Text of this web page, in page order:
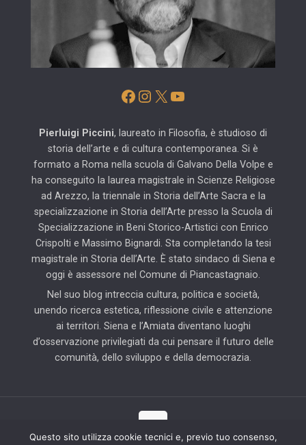
Facebook
Instagram
X YouTube
Pierluigi Piccini, laureato in Filosofia, è studioso di
storia dell’arte e di cultura contemporanea. Si è
formato a Roma nella scuola di Galvano Della Volpe e
ha conseguito la laurea magistrale in Scienze Religiose
ad Arezzo, la triennale in Storia dell’Arte Sacra e la
specializzazione in Storia dell’Arte presso la Scuola di
Specializzazione in Beni Storico-Artistici con Enrico
Crispolti e Massimo Bignardi. Sta completando la tesi
magistrale in Storia dell’Arte. È stato sindaco di Siena e
oggi è assessore nel Comune di Piancastagnaio.
Nel suo blog intreccia cultura, politica e società,
unendo ricerca estetica, riflessione civile e attenzione
ai territori. Siena e l’Amiata diventano luoghi
d’osservazione privilegiati da cui pensare il futuro delle
comunità, dello sviluppo e della democrazia.
Questo sito utilizza cookie tecnici e, previo tuo consenso,